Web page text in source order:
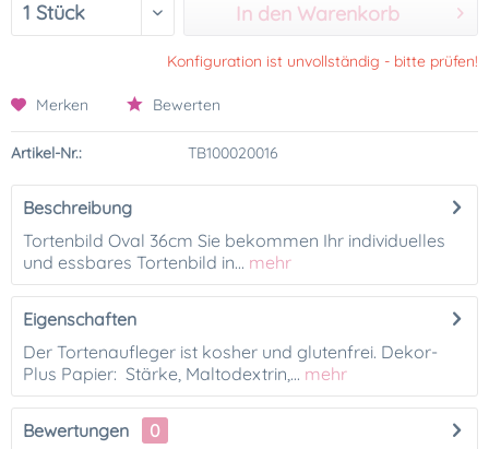
In den Warenkorb
Konfiguration ist unvollständig - bitte prüfen!
Merken Bewerten
Artikel-Nr.: TB100020016
Beschreibung
Tortenbild Oval 36cm Sie bekommen Ihr individuelles
und essbares Tortenbild in... mehr
Eigenschaften
Der Tortenaufleger ist kosher und glutenfrei. Dekor-
Plus Papier: Stärke, Maltodextrin,... mehr
Bewertungen
0